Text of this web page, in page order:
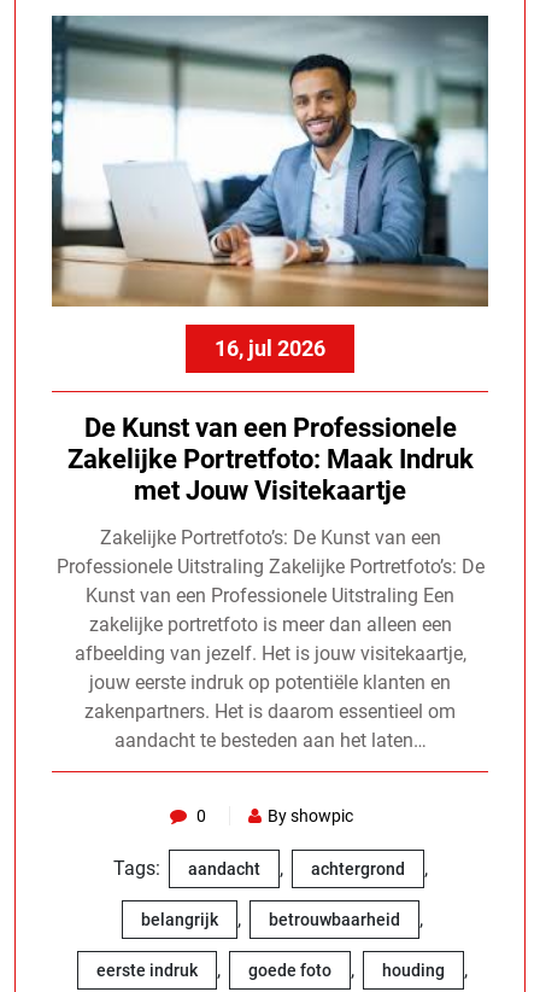
16, jul 2026
De Kunst van een Professionele
Zakelijke Portretfoto: Maak Indruk
met Jouw Visitekaartje
Zakelijke Portretfoto’s: De Kunst van een
Professionele Uitstraling Zakelijke Portretfoto’s: De
Kunst van een Professionele Uitstraling Een
zakelijke portretfoto is meer dan alleen een
afbeelding van jezelf. Het is jouw visitekaartje,
jouw eerste indruk op potentiële klanten en
zakenpartners. Het is daarom essentieel om
aandacht te besteden aan het laten…
0 By showpic
Tags: aandacht , achtergrond ,
belangrijk , betrouwbaarheid ,
eerste indruk , goede foto , houding ,